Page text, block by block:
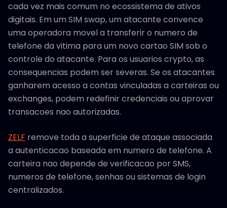
cada vez mais comum no ecossistema de ativos
digitais. Em um SIM swap, um atacante convence
uma operadora movel a transferir o numero de
telefone da vitima para um novo cartao SIM sob o
controle do atacante. Para os usuarios crypto, as
consequencias podem ser severas. Se os atacantes
ganharem acesso a contas vinculadas a carteiras ou
exchanges, podem redefinir credenciais ou aprovar
transacoes nao autorizadas.
ZELF remove toda a superficie de ataque associada
a autenticacao baseada em numero de telefone. A
carteira nao depende de verificacao por SMS,
numeros de telefone, senhas ou sistemas de login
centralizados.